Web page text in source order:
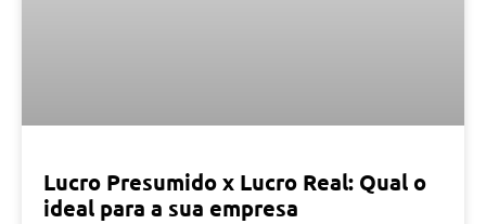
Lucro Presumido x Lucro Real: Qual o
ideal para a sua empresa